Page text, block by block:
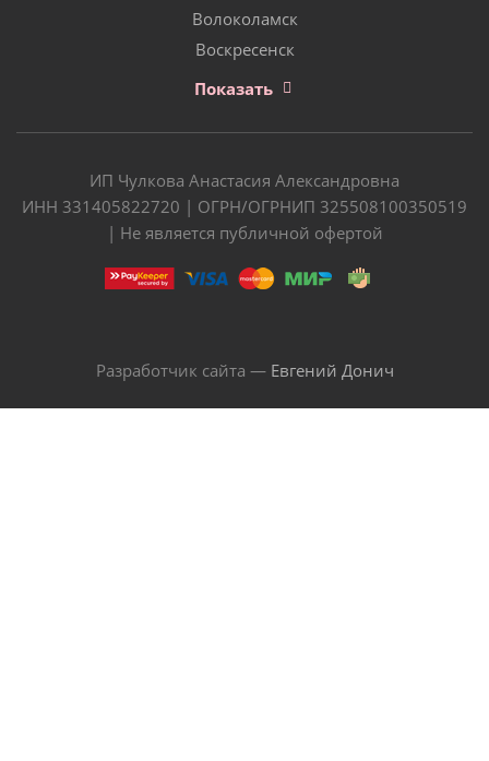
Волоколамск
Воскресенск
Показать
ИП Чулкова Анастасия Александровна
ИНН 331405822720 | ОГРН/ОГРНИП 325508100350519
| Не является публичной офертой
Разработчик сайта — Евгений Донич